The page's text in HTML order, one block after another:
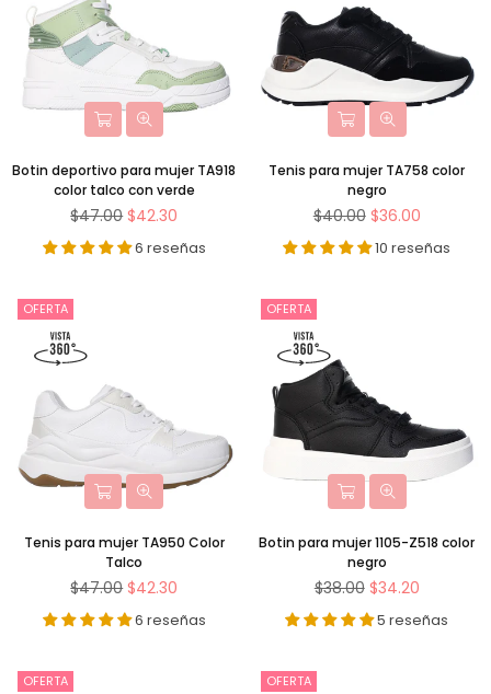
Botin deportivo para mujer TA918
color talco con verde
Precio
$47.00 $42.30
6 reseñas
Tenis para mujer TA758 color
negro
Precio
$40.00 $36.00
10 reseñas
OFERTA
Tenis para mujer TA950 Color
Talco
Precio
$47.00 $42.30
6 reseñas
OFERTA
Botin para mujer 1105-Z518 color
negro
Precio
$38.00 $34.20
5 reseñas
OFERTA OFERTA